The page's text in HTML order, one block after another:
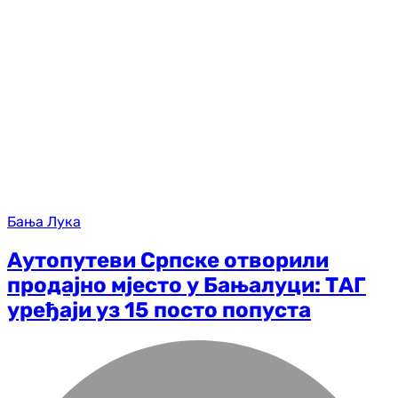
Бања Лука
Аутопутеви Српске отворили
продајно мјесто у Бањалуци: ТАГ
уређаји уз 15 посто попуста